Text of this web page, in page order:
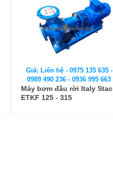
Giá: Liên hệ - 0975 135 635 -
0989 490 236 - 0936 995 663
Máy bơm đầu rời Italy Stac
ETKF 125 - 315